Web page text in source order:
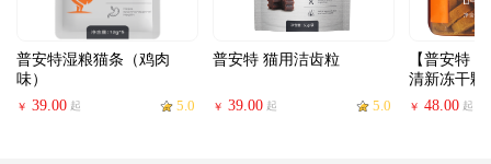
普安特湿粮猫条（鸡肉
味）
￥ 39.00 起 5.0
普安特 猫用洁齿粒
￥ 39.00 起 5.0
【普安特
清新冻干颗
￥ 48.00 起